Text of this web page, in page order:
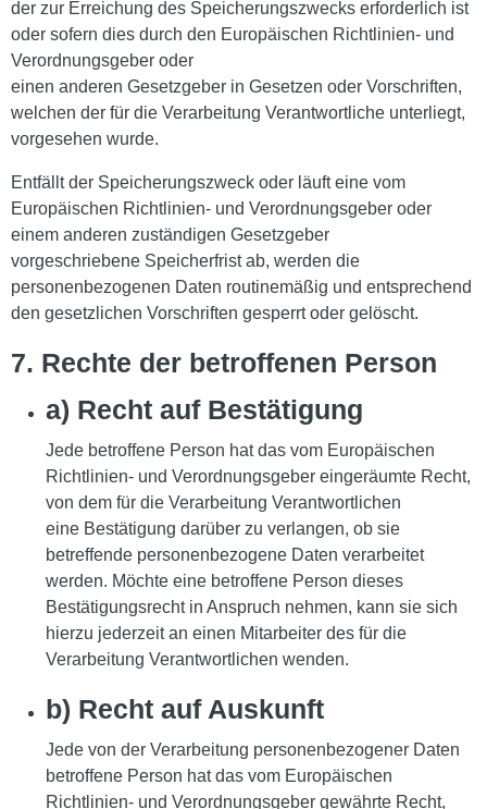
der zur Erreichung des Speicherungszwecks erforderlich ist
oder sofern dies durch den Europäischen Richtlinien- und
Verordnungsgeber oder
einen anderen Gesetzgeber in Gesetzen oder Vorschriften,
welchen der für die Verarbeitung Verantwortliche unterliegt,
vorgesehen wurde.
Entfällt der Speicherungszweck oder läuft eine vom
Europäischen Richtlinien- und Verordnungsgeber oder
einem anderen zuständigen Gesetzgeber
vorgeschriebene Speicherfrist ab, werden die
personenbezogenen Daten routinemäßig und entsprechend
den gesetzlichen Vorschriften gesperrt oder gelöscht.
7. Rechte der betroffenen Person
a) Recht auf Bestätigung
Jede betroffene Person hat das vom Europäischen
Richtlinien- und Verordnungsgeber eingeräumte Recht,
von dem für die Verarbeitung Verantwortlichen
eine Bestätigung darüber zu verlangen, ob sie
betreffende personenbezogene Daten verarbeitet
werden. Möchte eine betroffene Person dieses
Bestätigungsrecht in Anspruch nehmen, kann sie sich
hierzu jederzeit an einen Mitarbeiter des für die
Verarbeitung Verantwortlichen wenden.
b) Recht auf Auskunft
Jede von der Verarbeitung personenbezogener Daten
betroffene Person hat das vom Europäischen
Richtlinien- und Verordnungsgeber gewährte Recht,